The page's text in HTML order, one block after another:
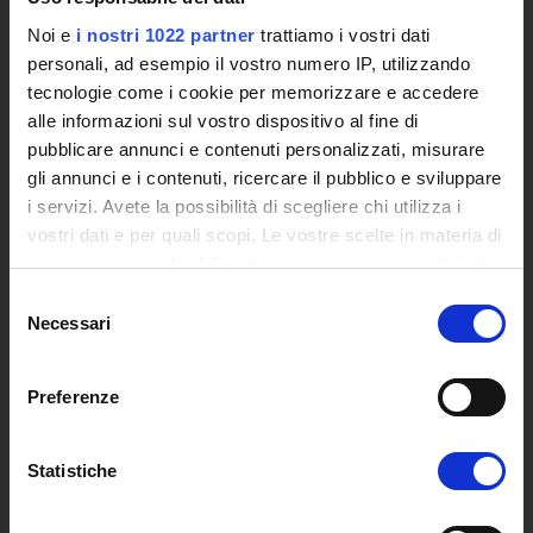
Noi e i nostri 1022 partner trattiamo i vostri dati
personali, ad esempio il vostro numero IP, utilizzando
tecnologie come i cookie per memorizzare e accedere
alle informazioni sul vostro dispositivo al fine di
pubblicare annunci e contenuti personalizzati, misurare
gli annunci e i contenuti, ricercare il pubblico e sviluppare
i servizi. Avete la possibilità di scegliere chi utilizza i
vostri dati e per quali scopi. Le vostre scelte in materia di
privacy sono applicabili solo su questa proprietà digitale
modificare o revocare il proprio consenso in qualsiasi
momento dalla Dichiarazione sui cookie o facendo clic
raccogliere informazioni sulla tua posizione
geografica, con un'approssimazione di qualche
delNecessari
Preferenze
Statistiche
Siti Istituzionali e Progetti Interuniversitari
Accesso alla Banca Dati di Segreteria Online
Posta Elettronica Certificata - PEC
Bacheca del Rettore
DIDATTICA
Corsi di Laurea
Corsi di Perfezionamento
Certificazioni e Alta Formazione Professionale
Mondo Scuola - Corsi per Insegnanti
Guida alla visualizzazione delle Schede Corso